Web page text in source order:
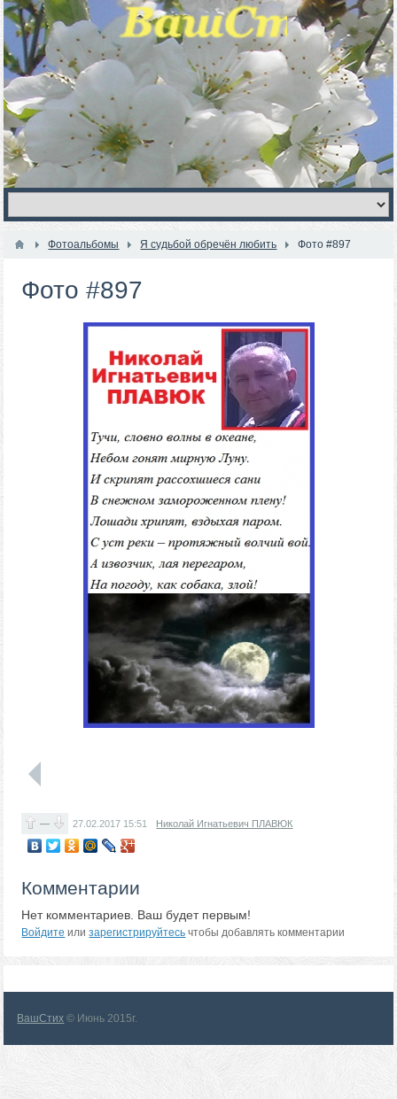
Фотоальбомы Я судьбой обречён любить Фото #897
Фото #897
— 27.02.2017 15:51 Николай Игнатьевич ПЛАВЮК
Комментарии
Нет комментариев. Ваш будет первым!
Войдите илизарегистрируйтесь чтобы добавлять комментарии
ВашСтих © Июнь 2015г.